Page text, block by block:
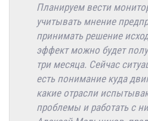
Планируем вести
учитывать мнение
принимать решение
эффект можно будет
три месяца. Сейчас
есть понимание куда
какие отрасли
проблемы и работать с